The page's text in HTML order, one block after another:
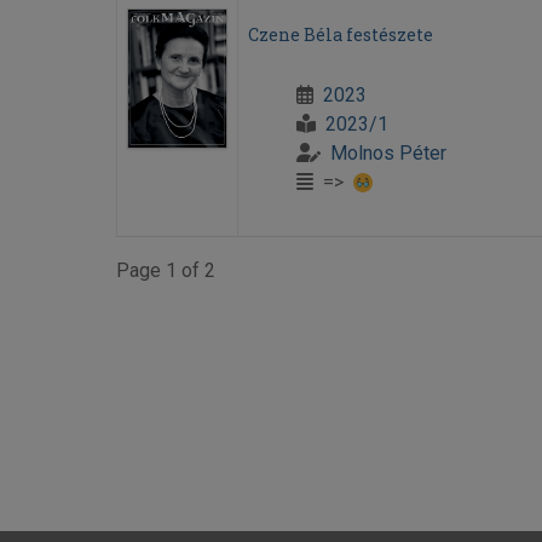
Czene Béla festészete
2023
2023/1
Molnos Péter
=>
Page 1 of 2